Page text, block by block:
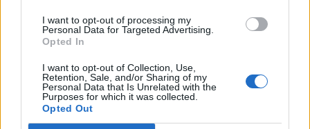
I want to opt-out of processing my
Personal Data for Targeted Advertising.
Opted In
I want to opt-out of Collection, Use,
Retention, Sale, and/or Sharing of my
Personal Data that Is Unrelated with the
Purposes for which it was collected.
Opted Out
Η Intracom Telecom
ενισχύει την συνεργασία
Αυστραλία
29/02/2024 - 16:23